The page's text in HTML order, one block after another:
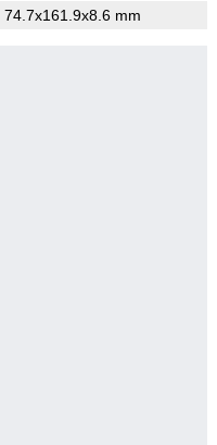
, 74.7x161.9x8.6 mm